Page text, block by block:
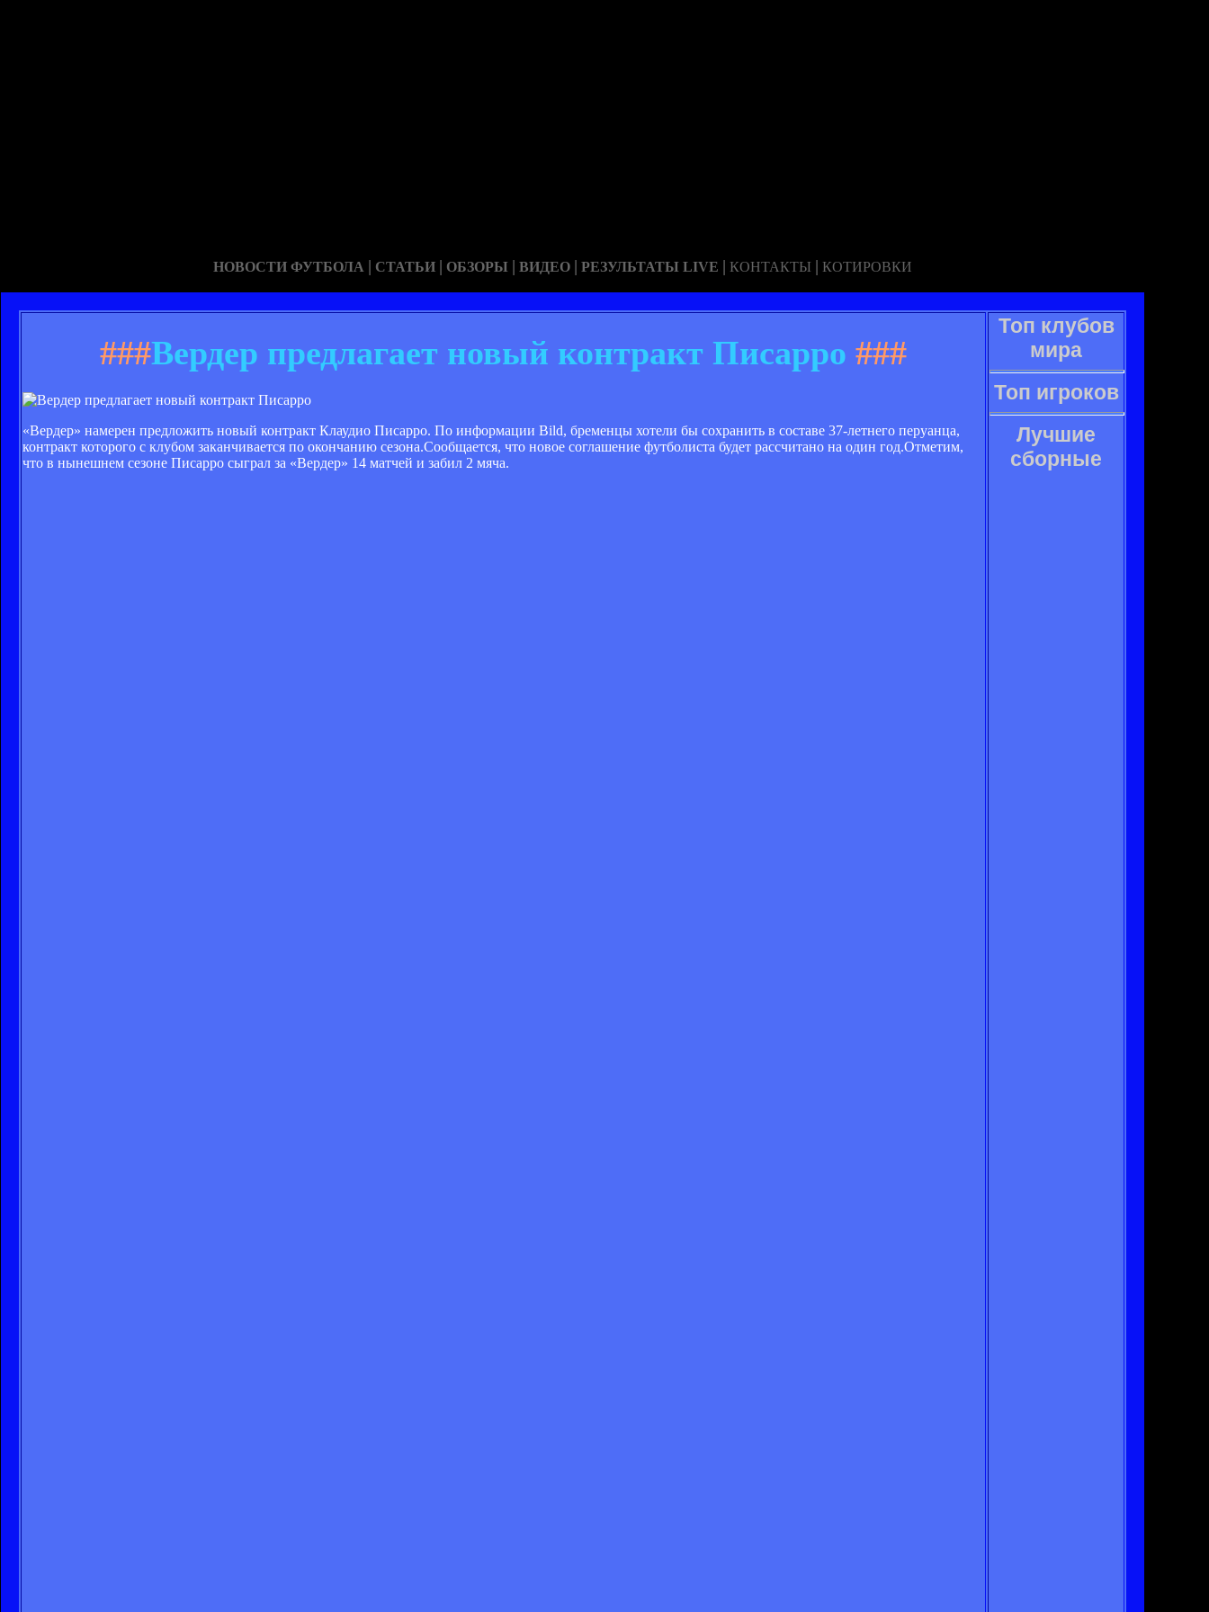
НОВОСТИ ФУТБОЛА | СТАТЬИ | ОБЗОРЫ | ВИДЕО | РЕЗУЛЬТАТЫ LIVE | КОНТАКТЫ | КОТИРОВКИ
###Вердер предлагает новый контракт Писарро ###
«Вердер» намерен предложить новый контракт Клаудио Писарро. По информации Bild, бременцы хотели бы сохранить в составе 37-летнего перуанца,
контракт которого с клубом заканчивается по окончанию сезона.Сообщается, что новое соглашение футболиста будет рассчитано на один год.Отметим,
что в нынешнем сезоне Писарро сыграл за «Вердер» 14 матчей и забил 2 мяча.
Топ клубов
мира
Топ игроков
Лучшие
сборные